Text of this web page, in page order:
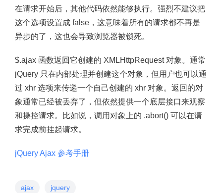
在请求开始后，其他代码依然能够执行。强烈不建议把
这个选项设置成 false，这意味着所有的请求都不再是
异步的了，这也会导致浏览器被锁死。
$.ajax 函数返回它创建的 XMLHttpRequest 对象。通常
jQuery 只在内部处理并创建这个对象，但用户也可以通
过 xhr 选项来传递一个自己创建的 xhr 对象。返回的对
象通常已经被丢弃了，但依然提供一个底层接口来观察
和操控请求。比如说，调用对象上的 .abort() 可以在请
求完成前挂起请求。
jQuery Ajax 参考手册
ajax jquery